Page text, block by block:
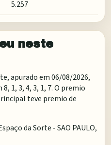
5.257
neste
apurado em 06/08/2026,
1, 3, 4, 3, 1, 7. O premio
teve premio de
da Sorte - SAO PAULO,